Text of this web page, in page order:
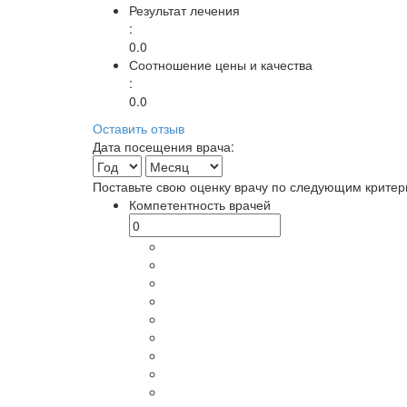
Результат лечения
:
0.0
Соотношение цены и качества
:
0.0
Оставить отзыв
Дата посещения врача:
Поставьте свою оценку врачу по следующим
Компетентность врачей